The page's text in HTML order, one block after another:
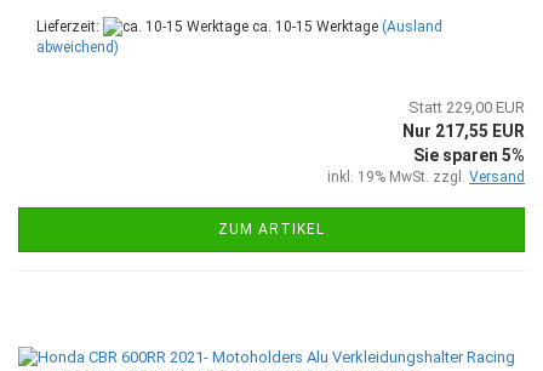
Lieferzeit: ca. 10-15 Werktage (Ausland
abweichend)
Statt 229,00 EUR
Nur 217,55 EUR
Sie sparen 5%
inkl. 19% MwSt. zzgl. Versand
ZUM ARTIKEL